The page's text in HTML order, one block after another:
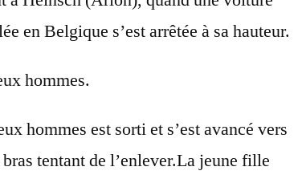
en Belgique s’est arrêtée à sa hauteur.
hommes.
hommes est sorti et s’est avancé vers
tentant de l’enlever.La jeune fille